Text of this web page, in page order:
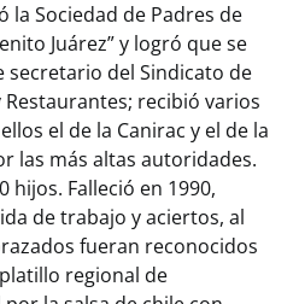
la Sociedad de Padres de
Juárez” y logró que se
secretario del Sindicato de
recibió varios
el de la Canirac y el de la
las más altas autoridades.
hijos. Falleció en 1990,
de trabajo y aciertos, al
fueran reconocidos
regional de